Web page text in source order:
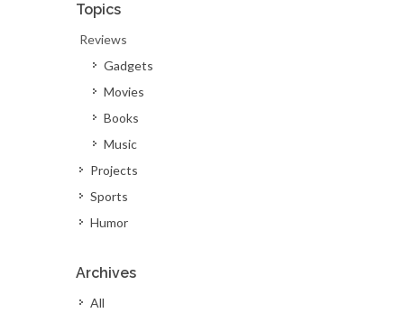
Topics
Reviews
Gadgets
Movies
Books
Music
Projects
Sports
Humor
Archives
All